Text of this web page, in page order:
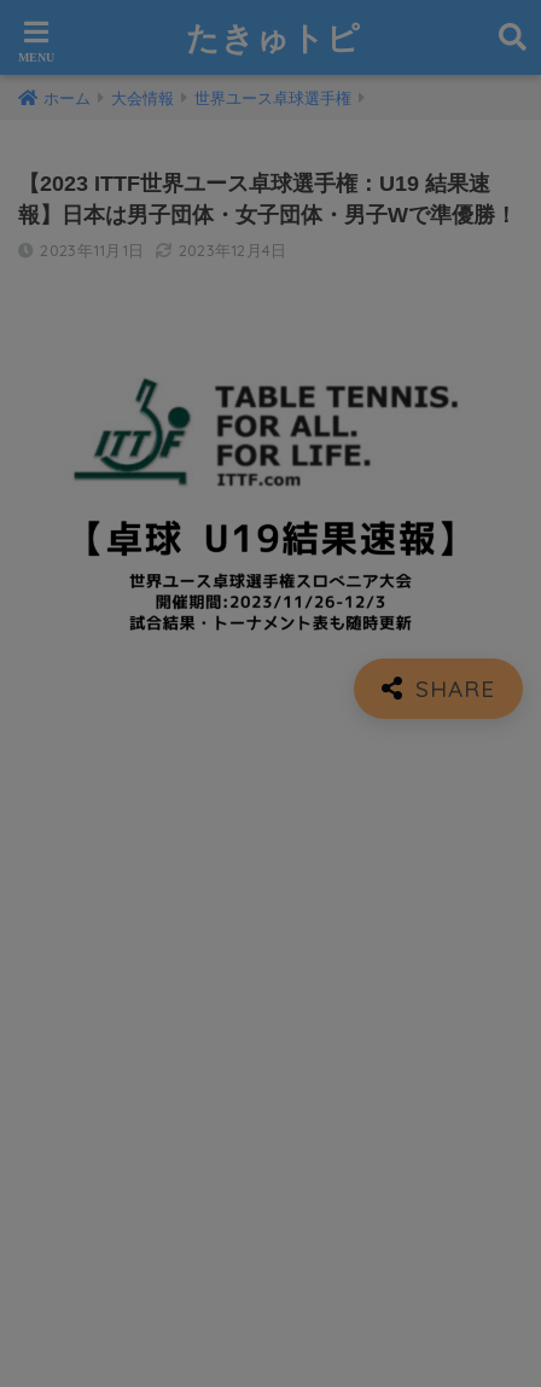
たきゅトピ
ホーム 大会情報 世界ユース卓球選手権
【2023 ITTF世界ユース卓球選手権：U19 結果速
報】日本は男子団体・女子団体・男子Wで準優勝！
2023年11月1日 2023年12月4日